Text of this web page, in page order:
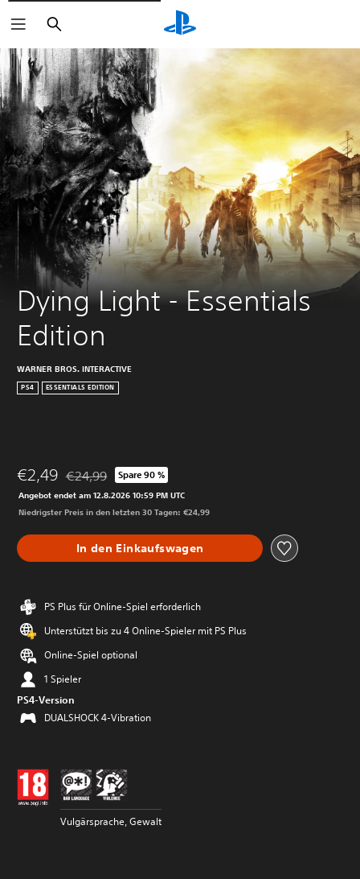
Suchen
Dying Light - Essentials
Edition
WARNER BROS. INTERACTIVE
PS4 ESSENTIALS EDITION
€2,49 Preisnachlass gegenüber dem Originalpreis von €24,99
€24,99 Spare 90 %
Angebot endet am 12.8.2026 10:59 PM UTC
Niedrigster Preis in den letzten 30 Tagen: €24,99
In den Einkaufswagen
PS Plus für Online-Spiel erforderlich
Unterstützt bis zu 4 Online-Spieler mit PS Plus
Online-Spiel optional
1 Spieler
PS4-Version
DUALSHOCK 4-Vibration
Vulgärsprache, Gewalt